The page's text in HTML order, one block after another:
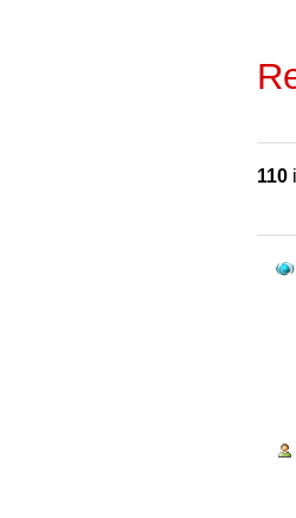
110